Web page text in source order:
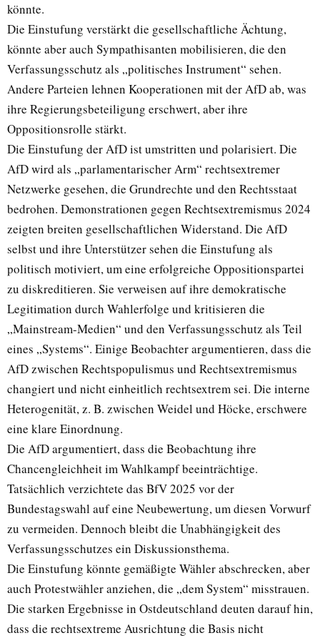
könnte.
Die Einstufung verstärkt die gesellschaftliche Ächtung,
könnte aber auch Sympathisanten mobilisieren, die den
Verfassungsschutz als „politisches Instrument“ sehen.
Andere Parteien lehnen Kooperationen mit der AfD ab, was
ihre Regierungsbeteiligung erschwert, aber ihre
Oppositionsrolle stärkt.
Die Einstufung der AfD ist umstritten und polarisiert. Die
AfD wird als „parlamentarischer Arm“ rechtsextremer
Netzwerke gesehen, die Grundrechte und den Rechtsstaat
bedrohen. Demonstrationen gegen Rechtsextremismus 2024
zeigten breiten gesellschaftlichen Widerstand. Die AfD
selbst und ihre Unterstützer sehen die Einstufung als
politisch motiviert, um eine erfolgreiche Oppositionspartei
zu diskreditieren. Sie verweisen auf ihre demokratische
Legitimation durch Wahlerfolge und kritisieren die
„Mainstream-Medien“ und den Verfassungsschutz als Teil
eines „Systems“. Einige Beobachter argumentieren, dass die
AfD zwischen Rechtspopulismus und Rechtsextremismus
changiert und nicht einheitlich rechtsextrem sei. Die interne
Heterogenität, z. B. zwischen Weidel und Höcke, erschwere
eine klare Einordnung.
Die AfD argumentiert, dass die Beobachtung ihre
Chancengleichheit im Wahlkampf beeinträchtige.
Tatsächlich verzichtete das BfV 2025 vor der
Bundestagswahl auf eine Neubewertung, um diesen Vorwurf
zu vermeiden. Dennoch bleibt die Unabhängigkeit des
Verfassungsschutzes ein Diskussionsthema.
Die Einstufung könnte gemäßigte Wähler abschrecken, aber
auch Protestwähler anziehen, die „dem System“ misstrauen.
Die starken Ergebnisse in Ostdeutschland deuten darauf hin,
dass die rechtsextreme Ausrichtung die Basis nicht